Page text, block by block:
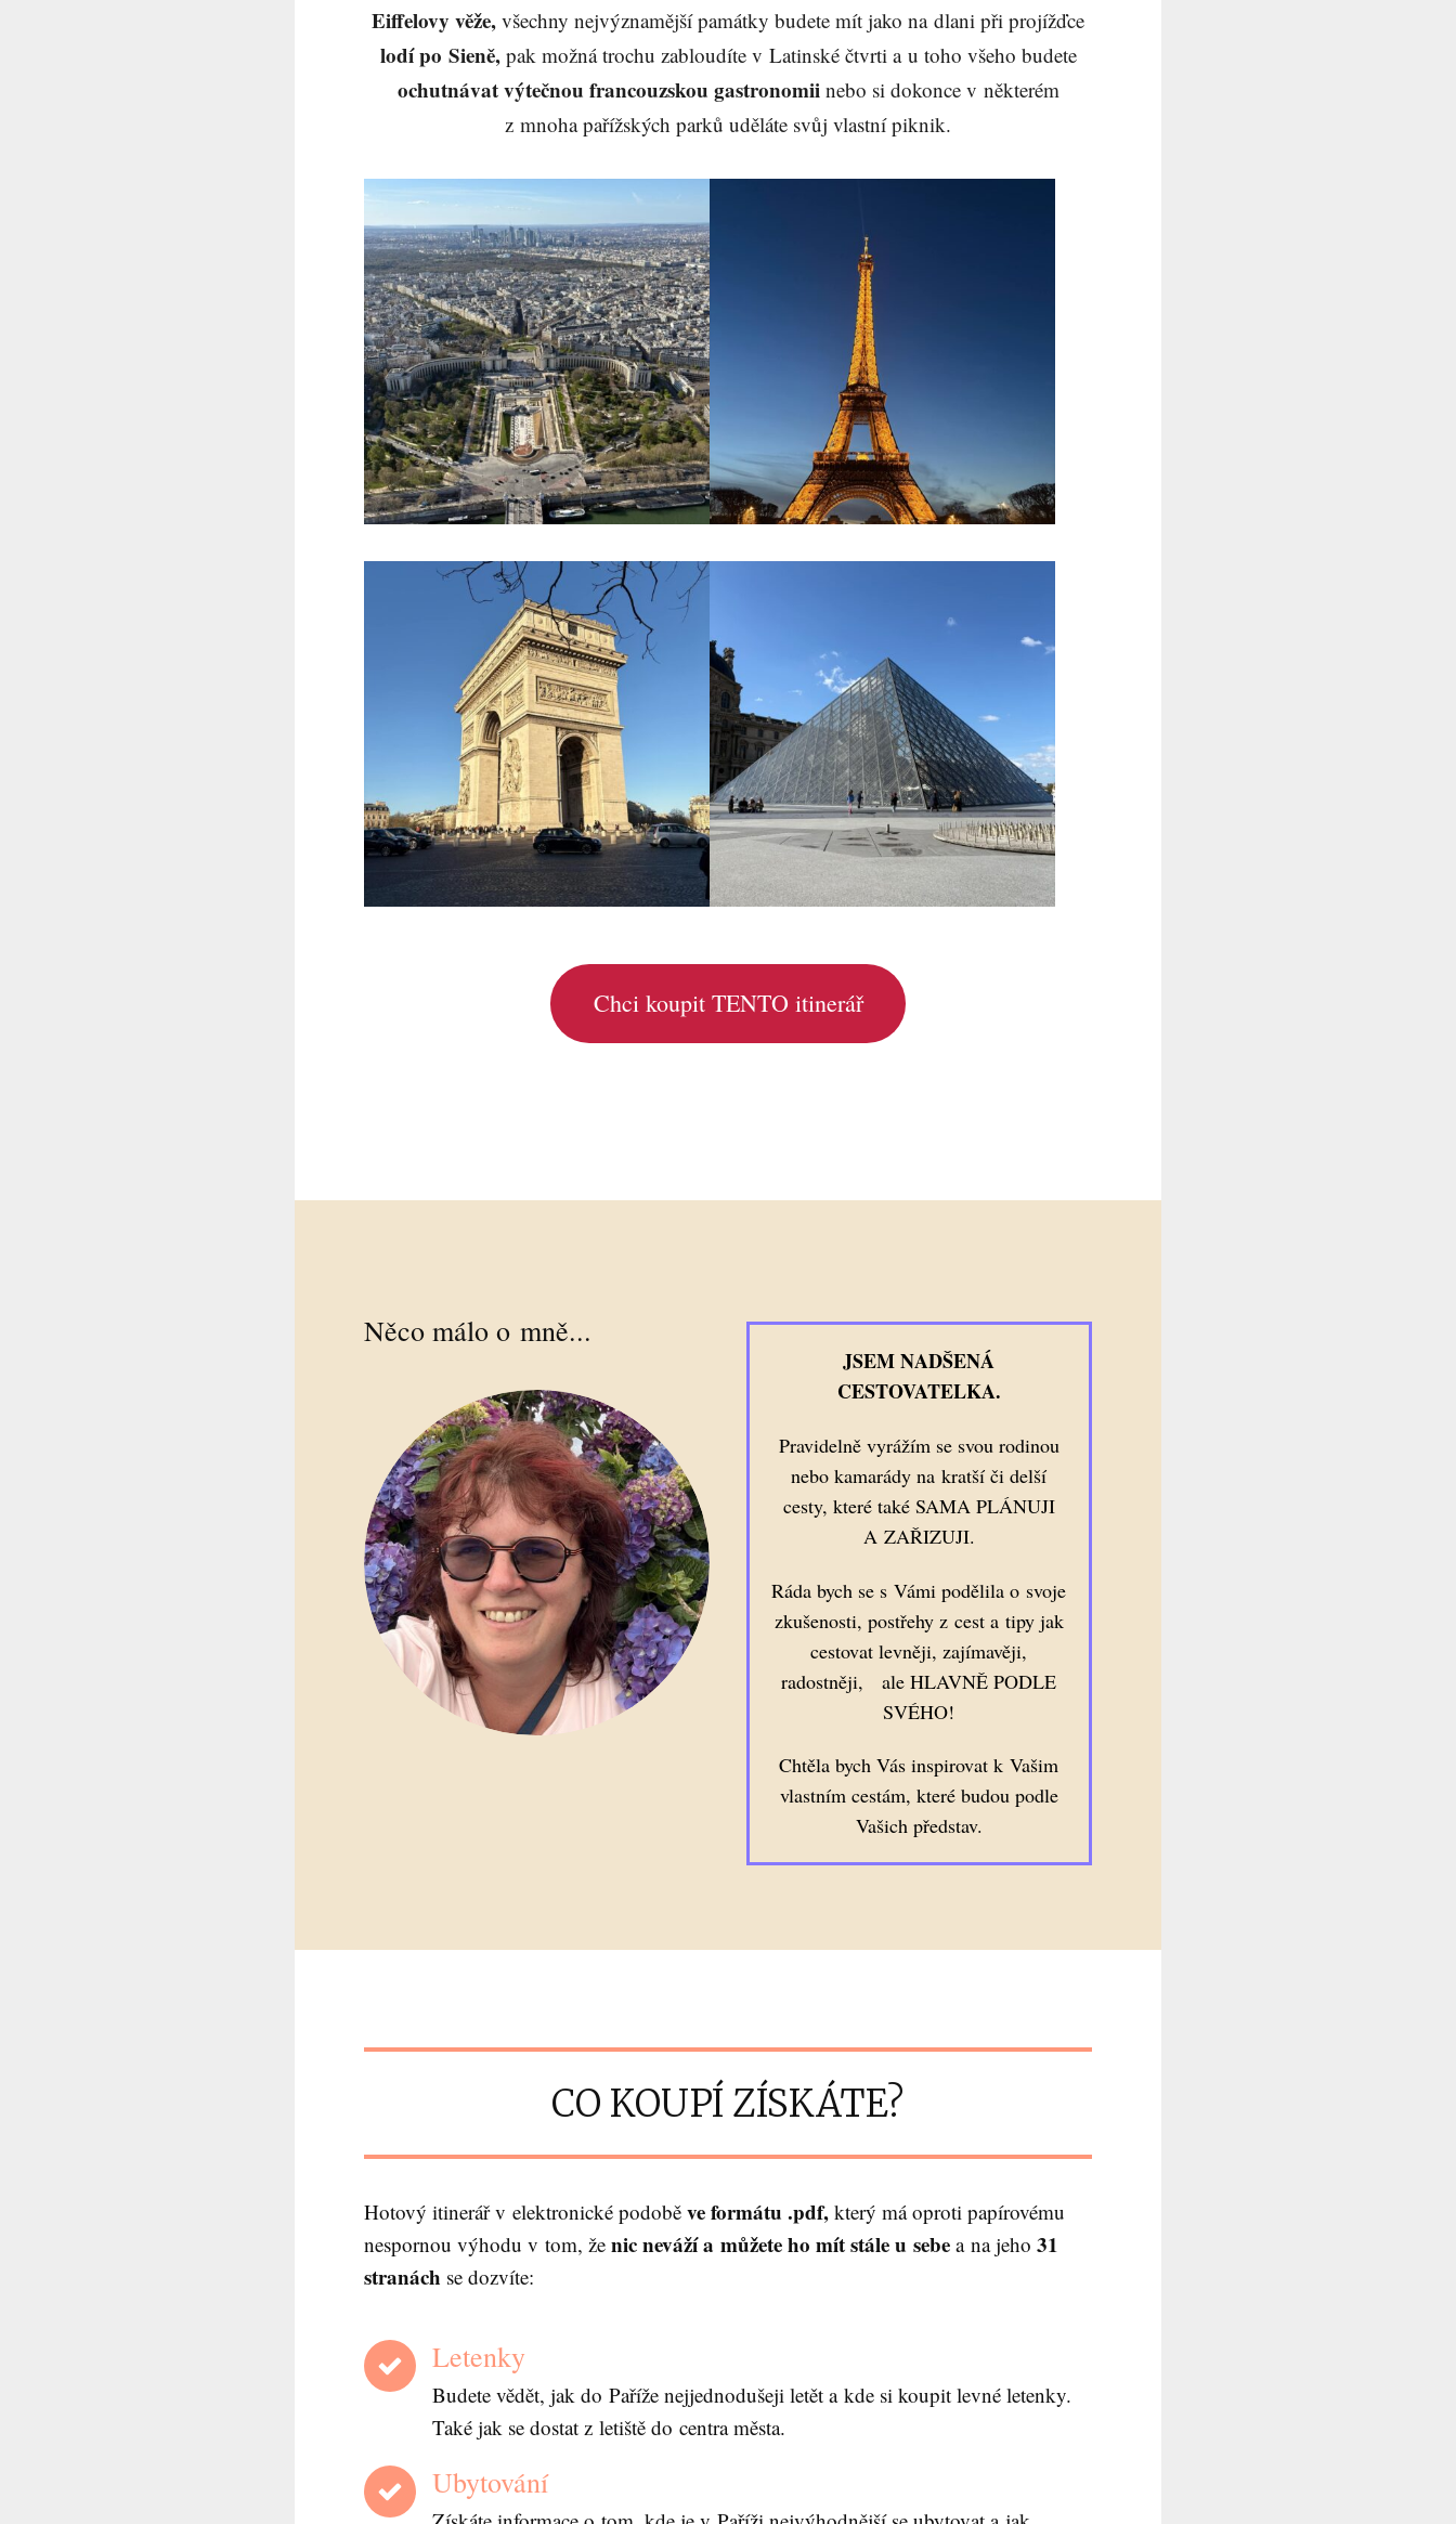
Eiffelovy věže, všechny nejvýznamější památky budete mít jako na dlani při projížďce
lodí po Sieně,pak možná trochu zabloudíte v Latinské čtvrti a u toho všeho budete
ochutnávat výtečnou francouzskou gastronomiinebo si dokonce v některém
z mnoha pařížských parků uděláte svůj vlastní piknik.
Chci koupit TENTO itinerář
Něco málo o mně...
JSEM NADŠENÁ
CESTOVATELKA.
Pravidelně vyrážím se svou rodinou
nebo kamarády na kratší či delší
cesty, které také SAMA PLÁNUJI
A ZAŘIZUJI.
Ráda bych se s Vámi podělila o svoje
zkušenosti, postřehy z cest a tipy jak
cestovat levněji, zajímavěji,
radostněji, ale HLAVNĚ PODLE
SVÉHO!
Chtěla bych Vás inspirovat k Vašim
vlastním cestám, které budou podle
Vašich představ.
CO KOUPÍ ZÍSKÁTE?
Hotový itinerář v elektronické podobě ve formátu .pdf, který má oproti papírovému
nespornou výhodu v tom, že nic neváží a můžete ho mít stále u sebe a na jeho 31
stranách se dozvíte:
Letenky
Budete vědět, jak do Paříže nejjednodušeji letět a kde si koupit levné letenky.
Také jak se dostat z letiště do centra města.
Ubytování